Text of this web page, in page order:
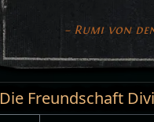
– Rumi von
Die Freundschaft